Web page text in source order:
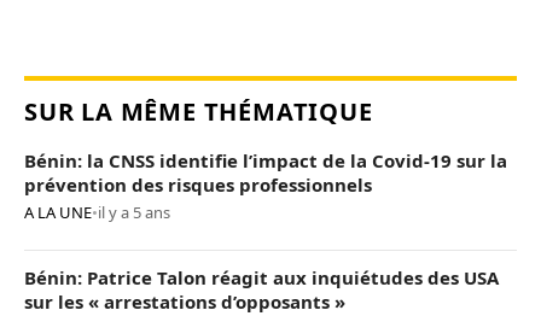
SUR LA MÊME THÉMATIQUE
Bénin: la CNSS identifie l’impact de la Covid-19 sur la
prévention des risques professionnels
A LA UNE•il y a 5 ans
Bénin: Patrice Talon réagit aux inquiétudes des USA
sur les « arrestations d’opposants »